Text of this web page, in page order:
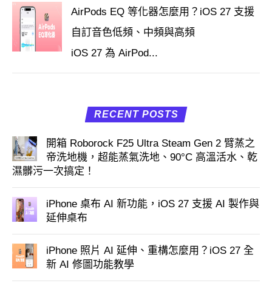
AirPods EQ 等化器怎麼用？iOS 27 支援
自訂音色低頻、中頻與高頻
iOS 27 為 AirPod...
RECENT POSTS
開箱 Roborock F25 Ultra Steam Gen 2 臂蒸之
帝洗地機，超能蒸氣洗地、90°C 高溫活水、乾
濕髒污一次搞定！
iPhone 桌布 AI 新功能，iOS 27 支援 AI 製作與
延伸桌布
iPhone 照片 AI 延伸、重構怎麼用？iOS 27 全
新 AI 修圖功能教學